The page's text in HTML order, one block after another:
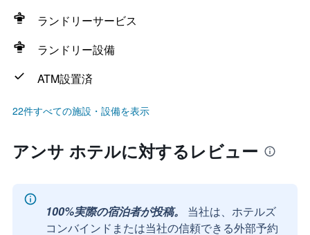
ランドリーサービス
ランドリー設備
ATM設置済
22件すべての施設・設備を表示
アンサ ホテルに対するレビュー
100%実際の宿泊者が投稿。
当社は、ホテルズ
コンバインドまたは当社の信頼できる外部予約